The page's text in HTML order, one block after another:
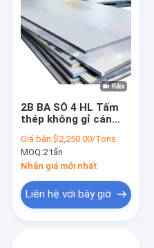
2B BA SỐ 4 HL Tấm
thép không gỉ cán
-2000mm Chiều rộng
Giá bán:$2,250.00/Tons
MOQ:2 tấn
Nhận giá mới nhất
Liên hệ với bây giờ